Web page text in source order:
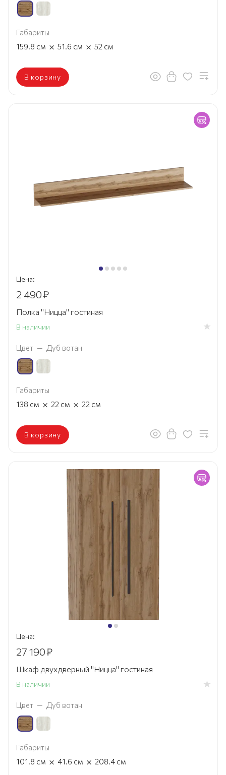
Габариты
159.8 см × 51.6 см × 52 см
В корзину
Цена:
2 490₽
Полка "Ницца" гостиная
В наличии
Цвет — Дуб вотан
Габариты
138 см × 22 см × 22 см
В корзину
Цена:
27 190₽
Шкаф двухдверный "Ницца" гостиная
В наличии
Цвет — Дуб вотан
Габариты
101.8 см × 41.6 см × 208.4 см